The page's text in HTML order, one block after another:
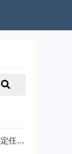
甘肃省人民代表大会常务委员会决定任免名单